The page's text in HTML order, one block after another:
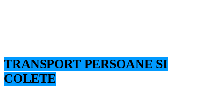
TRANSPORT PERSOANE SI
COLETE